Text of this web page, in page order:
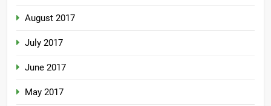
August 2017
July 2017
June 2017
May 2017